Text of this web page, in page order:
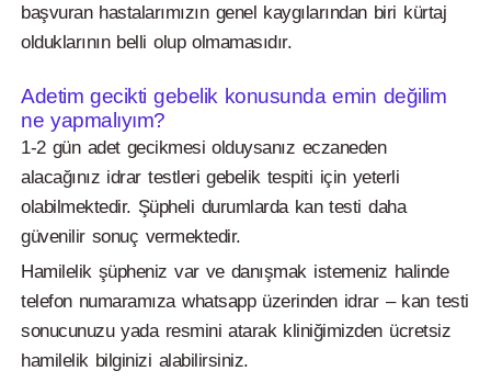
başvuran hastalarımızın genel kaygılarından biri kürtaj
olduklarının belli olup olmamasıdır.
Adetim gecikti gebelik konusunda emin değilim
ne yapmalıyım?
1-2 gün adet gecikmesi olduysanız eczaneden
alacağınız idrar testleri gebelik tespiti için yeterli
olabilmektedir. Şüpheli durumlarda kan testi daha
güvenilir sonuç vermektedir.
Hamilelik şüpheniz var ve danışmak istemeniz halinde
telefon numaramıza whatsapp üzerinden idrar – kan testi
sonucunuzu yada resmini atarak kliniğimizden ücretsiz
hamilelik bilginizi alabilirsiniz.